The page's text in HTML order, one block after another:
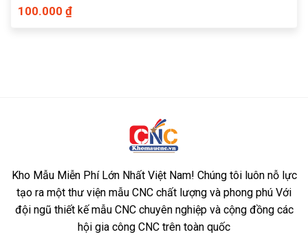
100.000 ₫
Kho Mẫu Miễn Phí Lớn Nhất Việt Nam! Chúng tôi luôn nỗ lực
tạo ra một thư viện mẫu CNC chất lượng và phong phú Với
đội ngũ thiết kế mẫu CNC chuyên nghiệp và cộng đồng các
hội gia công CNC trên toàn quốc